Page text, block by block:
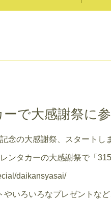
で大感謝祭に参
念の大感謝祭、スタートし
ンタカーの大感謝祭で「
daikansyasai/
いろいろなプレゼントな